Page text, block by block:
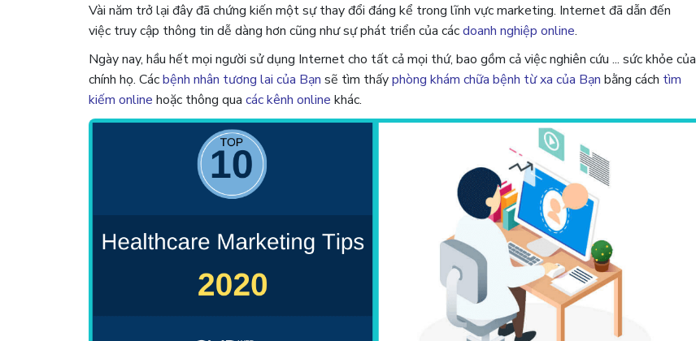
Vài năm trở lại đây đã chứng kiến ​​một sự thay đổi đáng kể trong lĩnh vực marketing. Internet đã dẫn đến
việc truy cập thông tin dễ dàng hơn cũng như sự phát triển của cácdoanh nghiệp online.
Ngày nay, hầu hết mọi người sử dụng Internet cho tất cả mọi thứ, bao gồm cả việc nghiên cứu ... sức khỏe của
chính họ. Cácbệnh nhân tương lai của Bạn sẽ tìm thấyphòng khám chữa bệnh từ xa của Bạn bằng cách tìm
kiếm online hoặc thông qua các kênh online khác.